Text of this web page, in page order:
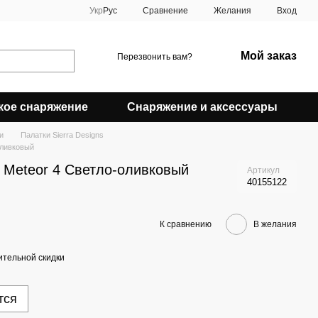
Укр Рус Сравнение Желания Вход
Перезвонить вам? Мой заказ
снаряжение Снаряжение и аксессуары
Палатки Sierra Designs
4 Светло-оливковый Артикул
40155122
К сравнению В желания
скидки